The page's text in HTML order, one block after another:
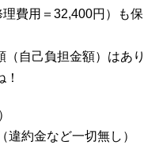
費用＝32,400円）も保
（自己負担金額）はあり
約金など一切無し）